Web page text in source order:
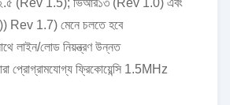
Rev 1.7) মেনে চলতে হবে
লাইন/লোড নিয়ন্ত্রণ উন্নত
প্রোগ্রামযোগ্য ফ্রিকোয়েন্সি 1.5MHz